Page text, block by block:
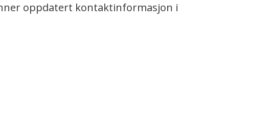
oppdatert kontaktinformasjon i